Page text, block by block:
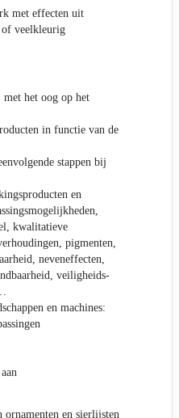
met effecten uit
of veelkleurig
het oog op het
in functie van de
stappen bij
en
kwalitatieve
pigmenten,
neveneffecten,
veiligheids-
en machines:
ornamenten en sierlijsten